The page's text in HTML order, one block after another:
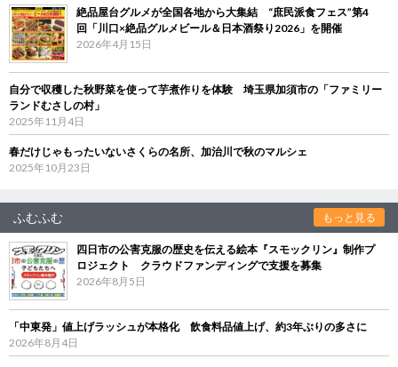
絶品屋台グルメが全国各地から大集結 “庶民派食フェス”第4
回「川口×絶品グルメビール＆日本酒祭り2026」を開催
2026年4月15日
自分で収穫した秋野菜を使って芋煮作りを体験 埼玉県加須市の「ファミリー
ランドむさしの村」
2025年11月4日
春だけじゃもったいないさくらの名所、加治川で秋のマルシェ
2025年10月23日
ふむふむ もっと見る
四日市の公害克服の歴史を伝える絵本『スモックリン』制作プ
ロジェクト クラウドファンディングで支援を募集
2026年8月5日
「中東発」値上げラッシュが本格化 飲食料品値上げ、約3年ぶりの多さに
2026年8月4日